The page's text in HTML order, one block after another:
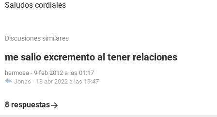
Saludos cordiales
Discusiones similares
me salio excremento al tener relaciones
hermosa - 9 feb 2012 a las 01:17
Jonas - 13 abr 2022 a las 19:47
8 respuestas